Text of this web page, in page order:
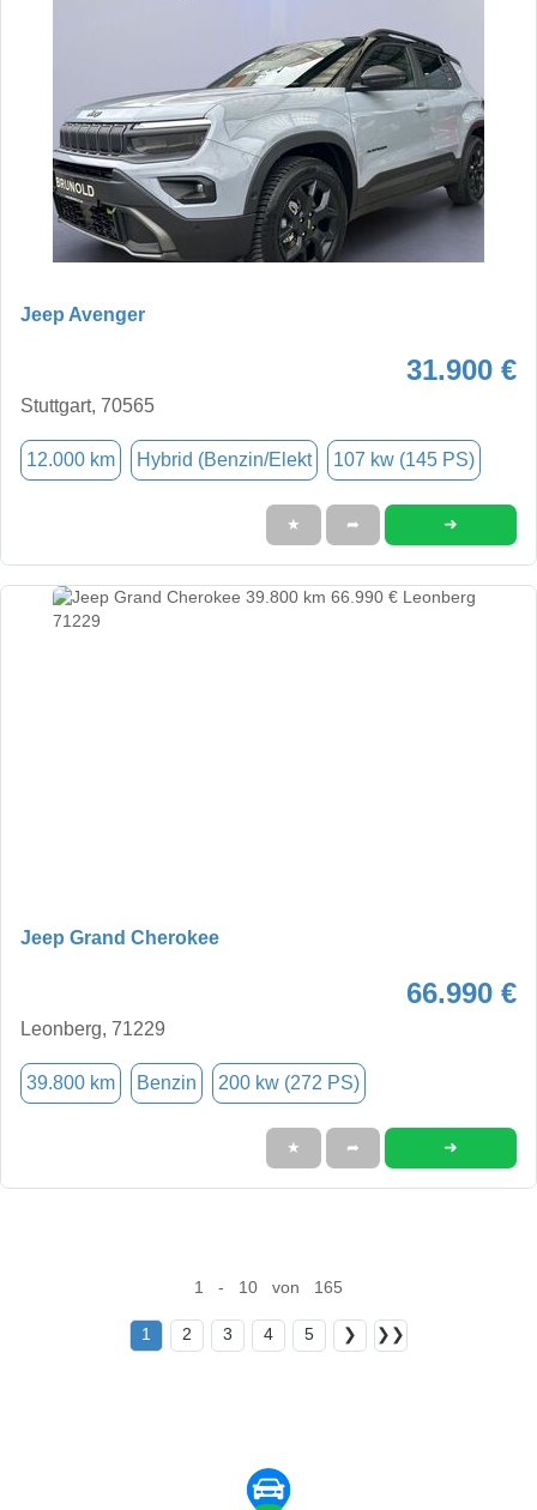
Jeep Avenger
31.900 €
Stuttgart, 70565
12.000 km Hybrid (Benzin/Elekt 107 kw (145 PS)
★ ➦ ➜
Jeep Grand Cherokee
66.990 €
Leonberg, 71229
39.800 km Benzin 200 kw (272 PS)
★ ➦ ➜
1 - 10 von 165
1 2 3 4 5 ❯ ❯❯